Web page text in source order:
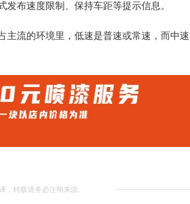
布速度限制、保持车距等提示信息。
主流的环境里，低速是普速或常速，而中速
，转载请务必注明来源。